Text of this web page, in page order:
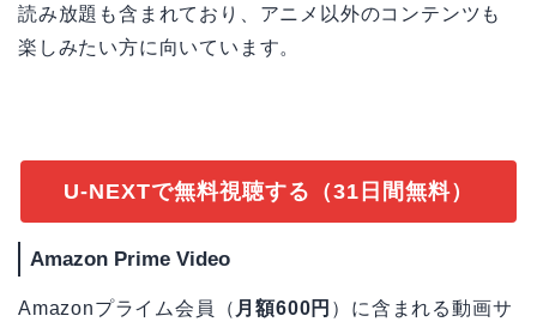
読み放題も含まれており、アニメ以外のコンテンツも
楽しみたい方に向いています。
U-NEXTで無料視聴する（31日間無料）
Amazon Prime Video
Amazonプライム会員（ 月額600円 ）に含まれる動画サ